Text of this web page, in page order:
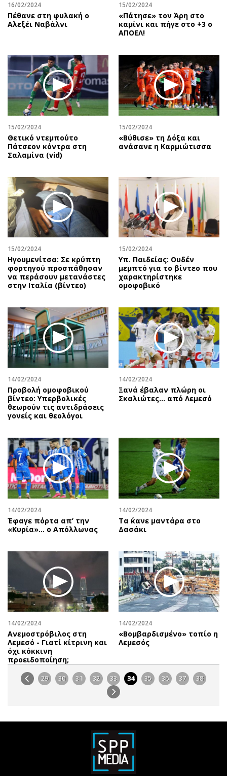
16/02/2024
Πέθανε στη φυλακή ο
Αλεξέι Ναβάλνι
15/02/2024
«Πάτησε» τον Άρη στο
καμίνι και πήγε στο +3 ο
ΑΠΟΕΛ!
15/02/2024
Θετικό ντεμπούτο
Πάτσεον κόντρα στη
Σαλαμίνα (vid)
15/02/2024
«Βύθισε» τη Δόξα και
ανάσανε η Καρμιώτισσα
15/02/2024
Ηγουμενίτσα: Σε κρύπτη
φορτηγού προσπάθησαν
να περάσουν μετανάστες
στην Ιταλία (βίντεο)
15/02/2024
Υπ. Παιδείας: Ουδέν
μεμπτό για το βίντεο που
χαρακτηρίστηκε
ομοφοβικό
14/02/2024
Προβολή ομοφοβικού
βίντεο: Υπερβολικές
θεωρούν τις αντιδράσεις
γονείς και θεολόγοι
14/02/2024
Ξανά έβαλαν πλώρη οι
Σκαλιώτες… από Λεμεσό
14/02/2024
Έφαγε πόρτα απ’ την
«Κυρία»… ο Απόλλωνας
14/02/2024
Τα ΄κανε μαντάρα στο
Δασάκι
14/02/2024
Ανεμοστρόβιλος στη
Λεμεσό - Γιατί κίτρινη και
όχι κόκκινη
προειδοποίηση;
14/02/2024
«Βομβαρδισμένο» τοπίο η
Λεμεσός
29 30 31 32 33 34 35 36 37 38